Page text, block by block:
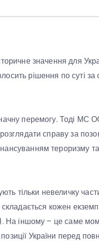
значення для
рішення по суті за
перемогу. Тоді МС
справу за
тероризму
тільки невеличку
складається кожен
На іншому – це саме
України перед